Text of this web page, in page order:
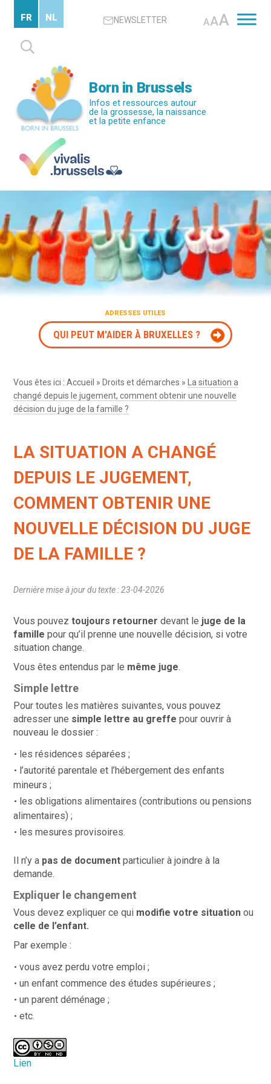
contenu
principal
NEWSLETTER AAA
Rechercher :
FR NL
Born in Brussels
Infos et ressources autour
de la grossesse, la naissance
et la petite enfance
ADRESSES UTILES
QUI PEUT M'AIDER À BRUXELLES ?
Vous êtes ici :Accueil » Droits et démarches »
La situation a
changé depuis le jugement, comment obtenir une nouvelle
décision du juge de la famille ?
LA SITUATION A CHANGÉ
DEPUIS LE JUGEMENT,
COMMENT OBTENIR UNE
NOUVELLE DÉCISION DU JUGE
DE LA FAMILLE ?
Dernière mise à jour du texte : 23-04-2026
Vous pouveztoujours retourner devant le juge de la
famille pour qu’il prenne une nouvelle décision, si votre
situation change.
Vous êtes entendus par le même juge.
Simple lettre
Pour toutes les matières suivantes, vous pouvez
adresser une simple lettre au greffe pour ouvrir à
nouveau le dossier :
les résidences séparées ;
l’autorité parentale et l’hébergement des enfants
mineurs ;
les obligations alimentaires (contributions ou pensions
alimentaires) ;
les mesures provisoires.
Il n’y a pas de document particulier à joindre à la
demande.
Expliquer le changement
Vous devez expliquer ce qui modifie votre situation ou
celle de l’enfant.
Par exemple :
vous avez perdu votre emploi ;
un enfant commence des études supérieures ;
un parent déménage ;
etc.
Lien